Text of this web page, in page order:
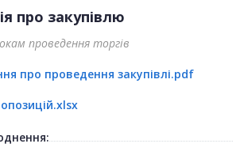
про закупівлю
проведення торгів
про проведення закупівлі.pdf